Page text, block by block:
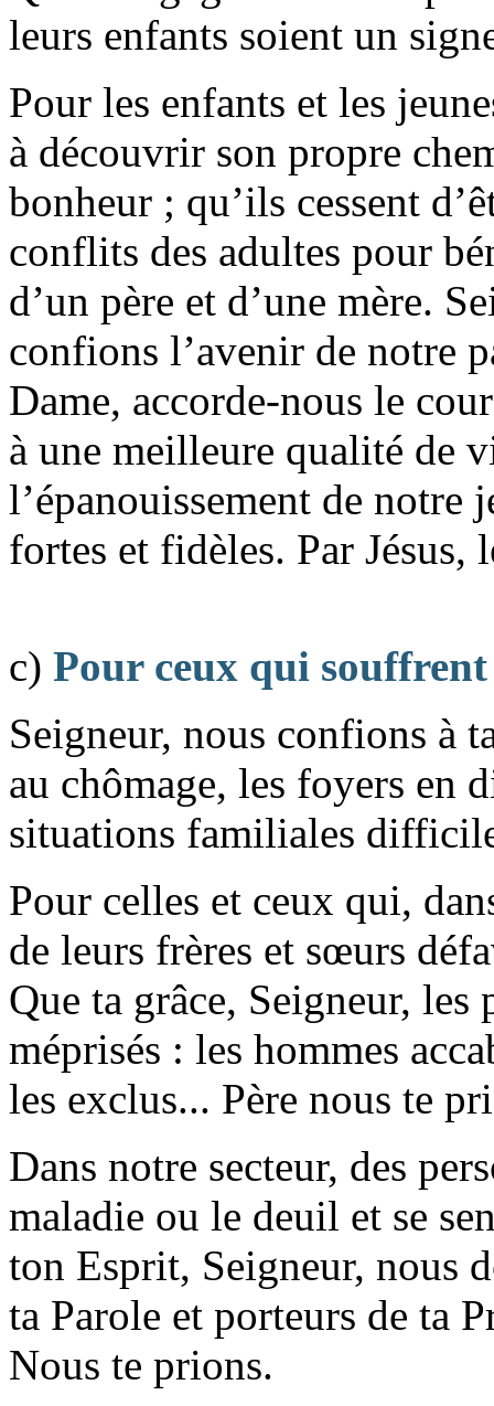
leurs enfants soient un
Pour les enfants et les
à découvrir son propre
bonheur ; qu’ils cessent
conflits des adultes pour
d’un père et d’une mère.
confions l’avenir de notre
Dame, accorde-nous le
à une meilleure qualité de
l’épanouissement de notre
fortes et fidèles. Par
c) Pour ceux qui souffrent
Seigneur, nous confions à
au chômage, les foyers en
situations familiales
Pour celles et ceux qui,
de leurs frères et sœurs
Que ta grâce, Seigneur, les
méprisés : les hommes
les exclus... Père nous te
Dans notre secteur, des
maladie ou le deuil et se
ton Esprit, Seigneur, nous
ta Parole et porteurs de ta
Nous te prions.